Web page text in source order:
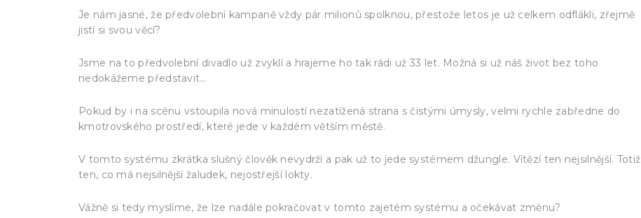
Je nám jasné, že předvolební kampaně vždy pár milionů spolknou, přestože letos je už celkem odflákli, zřejmě
jistí si svou věcí?
Jsme na to předvolební divadlo už zvyklí a hrajeme ho tak rádi už 33 let. Možná si už náš život bez toho
nedokážeme představit…
Pokud by i na scénu vstoupila nová minulostí nezatížená strana s čistými úmysly, velmi rychle zabředne do
kmotrovského prostředí, které jede v každém větším městě.
V tomto systému zkrátka slušný člověk nevydrží a pak už to jede systémem džungle. Vítězí ten nejsilnější. Totiž
ten, co má nejsilnější žaludek, nejostřejší lokty.
Vážně si tedy myslíme, že lze nadále pokračovat v tomto zajetém systému a očekávat změnu?